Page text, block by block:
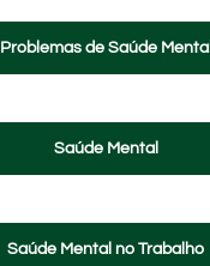
Problemas de Saúde Mental
Saúde Mental
Saúde Mental no Trabalho